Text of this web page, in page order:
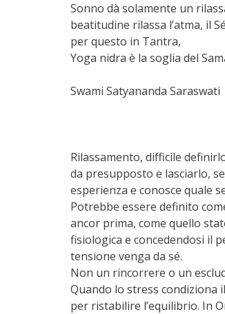
Sonno dà solamente un
beatitudine rilassa l’atma, il
per questo in Tantra,
Yoga nidra è la soglia del
Swami Satyananda Saraswati
Rilassamento, difficile
da presupposto e lasciarlo,
esperienza e conosce quale
Potrebbe essere definito
ancor prima, come quello
fisiologica e concedendosi il
tensione venga da sé.
Non un rincorrere o un
Quando lo stress condiziona
per ristabilire l’equilibrio. In